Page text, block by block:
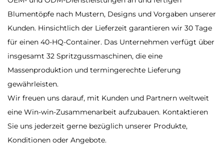
Blumentöpfe nach Mustern, Designs und Vorgaben unserer
Kunden. Hinsichtlich der Lieferzeit garantieren wir 30 Tage
für einen 40-HQ-Container. Das Unternehmen verfügt über
insgesamt 32 Spritzgussmaschinen, die eine
Massenproduktion und termingerechte Lieferung
gewährleisten.
Wir freuen uns darauf, mit Kunden und Partnern weltweit
eine Win-win-Zusammenarbeit aufzubauen. Kontaktieren
Sie uns jederzeit gerne bezüglich unserer Produkte,
Konditionen oder Angebote.